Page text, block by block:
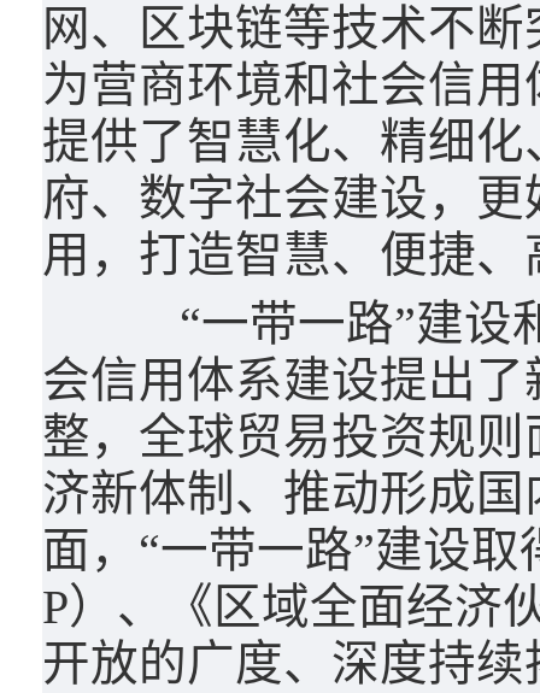
网、区块链等技术不
为营商环境和社会信
提供了智慧化、精细
府、数字社会建设，
用，打造智慧、便捷
“一带一路”建设和
会信用体系建设提出
整，全球贸易投资规
济新体制、推动形成
面，“一带一路”建设
P）、《区域全面经济
开放的广度、深度持